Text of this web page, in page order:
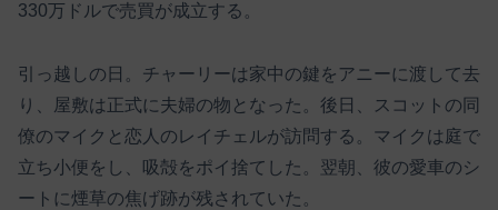
330万ドルで売買が成立する。
引っ越しの日。チャーリーは家中の鍵をアニーに渡して去
り、屋敷は正式に夫婦の物となった。後日、スコットの同
僚のマイクと恋人のレイチェルが訪問する。マイクは庭で
立ち小便をし、吸殻をポイ捨てした。翌朝、彼の愛車のシ
ートに煙草の焦げ跡が残されていた。